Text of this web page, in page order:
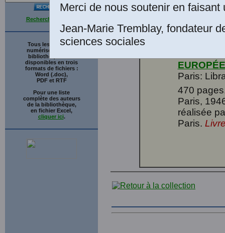
Recherche avancée
Tous les ouvrages
numérisés de cette
bibliothèque sont
disponibles en trois
formats de fichiers :
Word (.doc),
PDF et RTF
Pour une liste
complète des auteurs
de la bibliothèque,
en fichier Excel,
cliquer ici.
Paris:
470
Paris,
réalisée
Paris.
Merci de nous soutenir en faisant
Jean-Marie Tremblay, fondateur
sciences sociales